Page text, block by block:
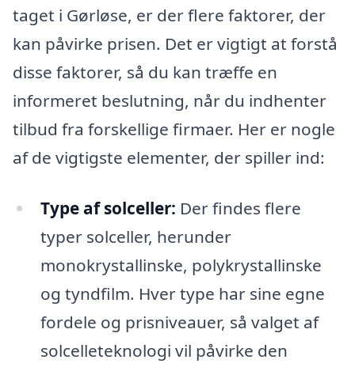
taget i Gørløse, er der flere faktorer, der
kan påvirke prisen. Det er vigtigt at forstå
disse faktorer, så du kan træffe en
informeret beslutning, når du indhenter
tilbud fra forskellige firmaer. Her er nogle
af de vigtigste elementer, der spiller ind:
Type af solceller: Der findes flere
typer solceller, herunder
monokrystallinske, polykrystallinske
og tyndfilm. Hver type har sine egne
fordele og prisniveauer, så valget af
solcelleteknologi vil påvirke den